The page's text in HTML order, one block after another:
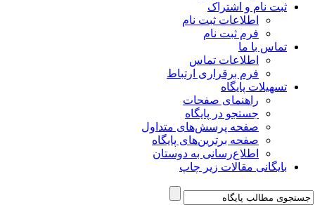
ثبت نام و اشتراک
اطلاعات ثبت نام
فرم ثبت نام
تماس با ما
اطلاعات تماس
فرم برقراری ارتباط
تسهیلات پایگاه
راهنمای صفحات
جستجو در پایگاه
صفحه پرسش‌های متداول
صفحه برترین‌های پایگاه
اطلاع‌رسانی به دوستان
بایگانی مقالات زیر چاپ